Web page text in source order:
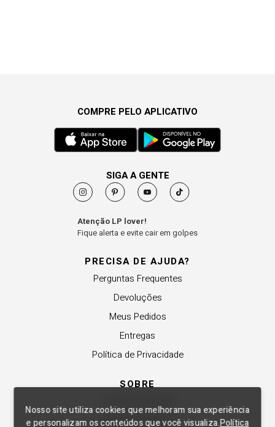
Nosso site utiliza cookies que melhoram sua experiência
e personalizam os conteúdos que você visualiza.Política
PRECISA DE AJUDA?
Perguntas Frequentes
Devoluções
Meus Pedidos
Entregas
Política de Privacidade
SOBRE
Revender a Marca
COMPRE PELO APLICATIVO
SIGA A GENTE
Atenção LP lover!
Fique alerta e evite cair em golpes